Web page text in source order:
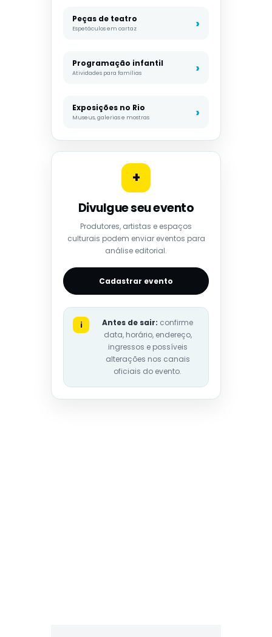
Peças de teatro
Espetáculos em cartaz
Programação infantil
Atividades para famílias
Exposições no Rio
Museus, galerias e mostras
+
Divulgue seu evento
Produtores, artistas e espaços
culturais podem enviar eventos para
análise editorial.
Cadastrar evento
i Antes de sair: confirme
data, horário, endereço,
ingressos e possíveis
alterações nos canais
oficiais do evento.